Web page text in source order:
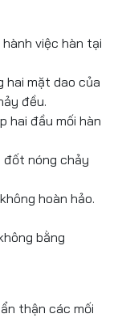
việc hàn tại
hai mặt dao của
đều.
hai đầu mối hàn
đốt nóng chảy
hoàn hảo.
bằng
thận các mối